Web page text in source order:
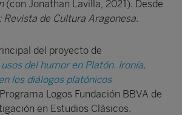
(con Jonathan Lavilla, 2021). Desde
Revista de Cultura Aragonesa.
del proyecto de
usos del humor en Platón. Ironía,
los diálogos platónicos
Logos Fundación BBVA de
en Estudios Clásicos.